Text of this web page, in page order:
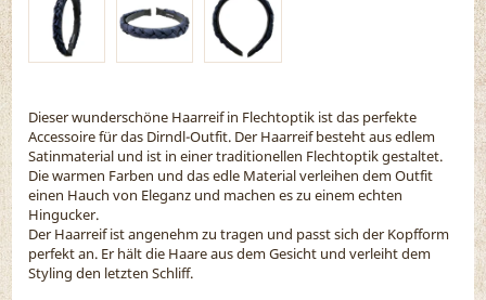
Dieser wunderschöne Haarreif in Flechtoptik ist das perfekte
Accessoire für das Dirndl-Outfit. Der Haarreif besteht aus edlem
Satinmaterial und ist in einer traditionellen Flechtoptik gestaltet.
Die warmen Farben und das edle Material verleihen dem Outfit
einen Hauch von Eleganz und machen es zu einem echten
Hingucker.
Der Haarreif ist angenehm zu tragen und passt sich der Kopfform
perfekt an. Er hält die Haare aus dem Gesicht und verleiht dem
Styling den letzten Schliff.